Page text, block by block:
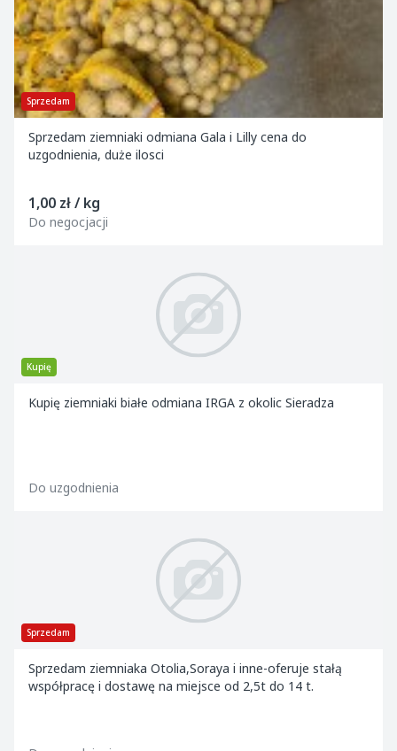
Sprzedam
Sprzedam ziemniaki odmiana Gala i Lilly cena do
uzgodnienia, duże ilosci
1,00 zł / kg
Do negocjacji
Kupię
Kupię ziemniaki białe odmiana IRGA z okolic Sieradza
Do uzgodnienia
Sprzedam
Sprzedam ziemniaka Otolia,Soraya i inne-oferuje stałą
współpracę i dostawę na miejsce od 2,5t do 14 t.